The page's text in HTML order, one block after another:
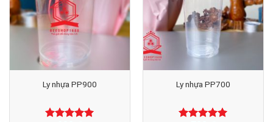
Ly nhựa PP900 Ly nhựa PP700